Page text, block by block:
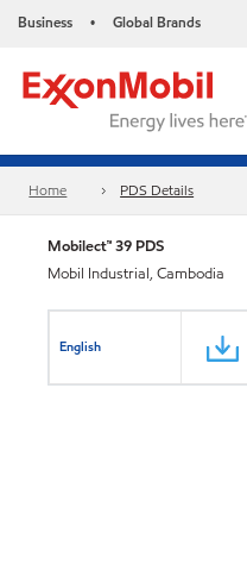
Business • Global Brands
Home PDS Details
Mobilect™ 39 PDS
Mobil Industrial, Cambodia
English